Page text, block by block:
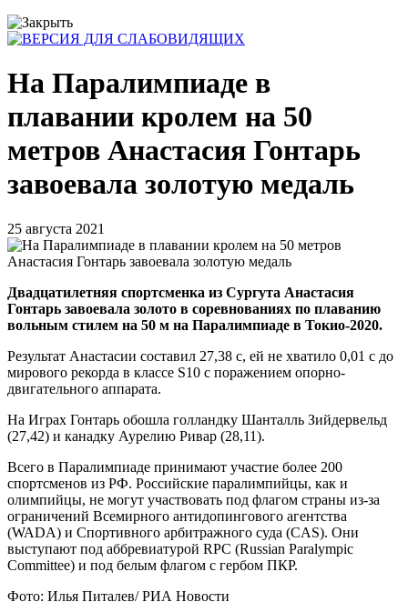
На Паралимпиаде в
плавании кролем на 50
метров Анастасия Гонтарь
завоевала золотую медаль
25 августа 2021
Двадцатилетняя спортсменка из Сургута Анастасия
Гонтарь завоевала золото в соревнованиях по плаванию
вольным стилем на 50 м на Паралимпиаде в Токио-2020.
Результат Анастасии составил 27,38 с, ей не хватило 0,01 с до
мирового рекорда в классе S10 с поражением опорно-
двигательного аппарата.
На Играх Гонтарь обошла голландку Шанталль Зийдервельд
(27,42) и канадку Аурелию Ривар (28,11).
Всего в Паралимпиаде принимают участие более 200
спортсменов из РФ. Российские паралимпийцы, как и
олимпийцы, не могут участвовать под флагом страны из-за
ограничений Всемирного антидопингового агентства
(WADA) и Спортивного арбитражного суда (CAS). Они
выступают под аббревиатурой RPC (Russian Paralympic
Committee) и под белым флагом с гербом ПКР.
Фото: Илья Питалев/ РИА Новости